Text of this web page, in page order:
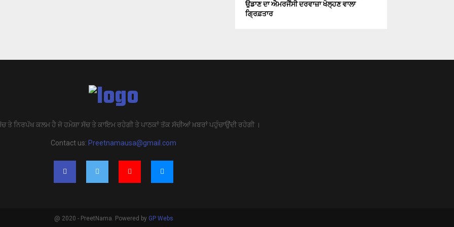
ਉਡਾਣ ਦਾ ਐਮਰਜੈਂਸੀ ਦਰਵਾਜ਼ਾ ਖੋਲ੍ਹਣ ਵਾਲਾ
ਗ੍ਰਿਫ਼ਤਾਰ
ਤੇ ਨਿਰਪੱਖ ਕਲਮ ਹੈ ਜੋ ਹਮੇਸ਼ਾ ਸੱਚ ਤੇ ਕਾਇਮ ਰਹੇਗੀ ਤੇ ਪਾਠਕਾਂ ਤੱਕ ਸੱਚੀਆਂ ਖ਼ਬਰਾਂ ਪਹੁੰਚਾਉਂਦੀ ਰਹੇਗੀ ।
Contact us: Preetnamausa@gmail.com
@ 2020 - PreetNama. Powered by GP Webs